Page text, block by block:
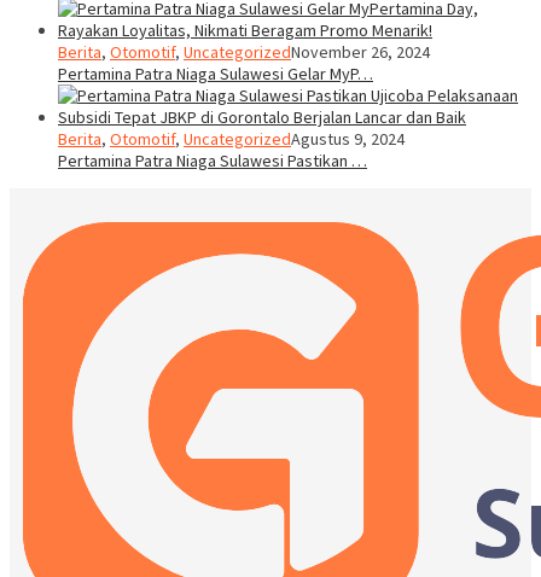
Berita, Otomotif, UncategorizedNovember 26, 2024
Pertamina Patra Niaga Sulawesi Gelar MyP…
Berita, Otomotif, UncategorizedAgustus 9, 2024
Pertamina Patra Niaga Sulawesi Pastikan …